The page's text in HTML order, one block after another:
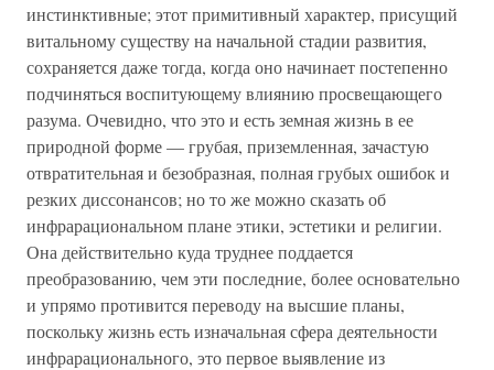
инстинктивные; этот примитивный характер, присущий
витальному существу на начальной стадии развития,
сохраняется даже тогда, когда оно начинает постепенно
подчиняться воспитующему влиянию просвещающего
разума. Очевидно, что это и есть земная жизнь в ее
природной форме — грубая, приземленная, зачастую
отвратительная и безобразная, полная грубых ошибок и
резких диссонансов; но то же можно сказать об
инфрарациональном плане этики, эстетики и религии.
Она действительно куда труднее поддается
преобразованию, чем эти последние, более основательно
и упрямо противится переводу на высшие планы,
поскольку жизнь есть изначальная сфера деятельности
инфрарационального, это первое выявление из